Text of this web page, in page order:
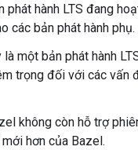
phát hành LTS đang
các bản phát hành phụ.
là một bản phát hành
trọng đối với các vấn
không còn hỗ trợ
hơn của Bazel.